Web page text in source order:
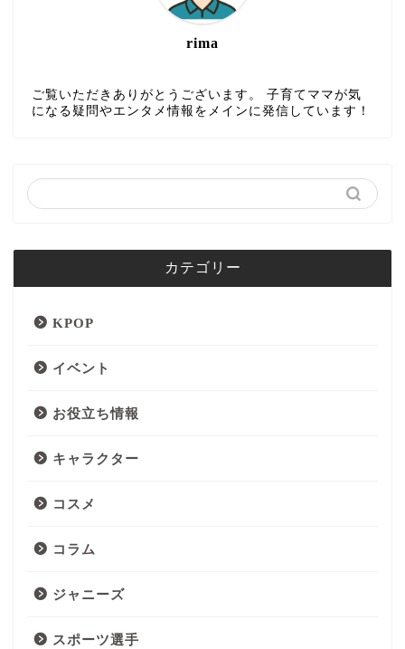
rima
ご覧いただきありがとうございます。 子育てママが気
になる疑問やエンタメ情報をメインに発信しています！
カテゴリー
KPOP
イベント
お役立ち情報
キャラクター
コスメ
コラム
ジャニーズ
スポーツ選手